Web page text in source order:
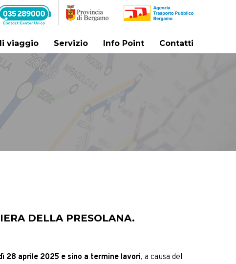
viaggio Servizio Info Point Contatti
DELLA PRESOLANA.
28 aprile 2025 e sino a termine lavori, a causa del